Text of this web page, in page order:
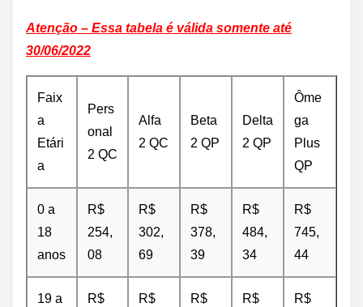
Atenção – Essa tabela é válida somente até
30/06/2022
Faix
a
Etári
a
Pers
onal
2 QC
Alfa
2 QC
Beta
2 QP
Delta
2 QP
Ôme
ga
Plus
QP
0 a
18
anos
R$
254,
08
R$
302,
69
R$
378,
39
R$
484,
34
R$
745,
44
19 a
R$
R$
R$
R$
R$